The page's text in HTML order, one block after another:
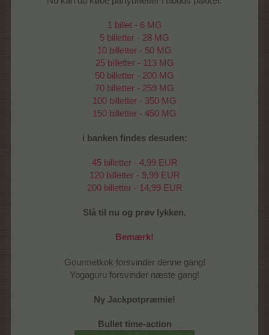
1 billet - 6 MG
5 billetter - 28 MG
10 billetter - 50 MG
25 billetter - 113 MG
50 billetter - 200 MG
70 billetter - 259 MG
100 billetter - 350 MG
150 billetter - 450 MG
i banken findes desuden:
45 billetter - 4,99 EUR
120 billetter - 9,99 EUR
200 billetter - 14,99 EUR
Slå til nu og prøv lykken.
Bemærk!
Gourmetkok forsvinder denne gang!
Yogaguru forsvinder næste gang!
Ny Jackpotpræmie!
Bullet time-action